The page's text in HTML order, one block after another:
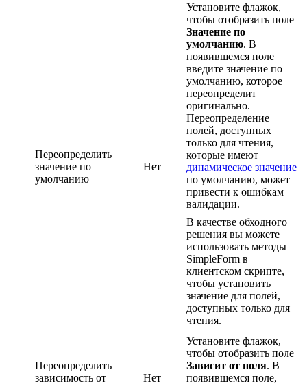
Переопределить
значение по
умолчанию
Нет
Установите флажок,
чтобы отобразить поле
Значение по
умолчанию. В
появившемся поле
введите значение по
умолчанию, которое
переопределит
оригинально.
Переопределение
полей, доступных
только для чтения,
которые имеют
динамическое значение
по умолчанию, может
привести к ошибкам
валидации.
В качестве обходного
решения вы можете
использовать методы
SimpleForm в
клиентском скрипте,
чтобы установить
значение для полей,
доступных только для
чтения.
Переопределить
зависимость от
Нет
Установите флажок,
чтобы отобразить поле
Зависит от поля. В
появившемся поле,